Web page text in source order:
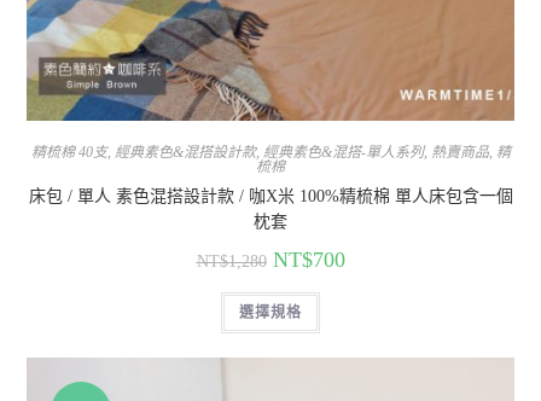
精梳棉 40支, 經典素色&混搭設計款, 經典素色&混搭-單人系列, 熱賣商品, 精
梳棉
床包 / 單人 素色混搭設計款 / 咖X米 100%精梳棉 單人床包含一個
枕套
NT$1,280 NT$700
選擇規格